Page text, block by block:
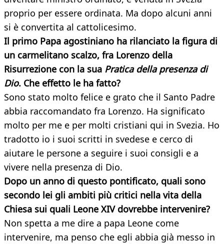
proprio per essere ordinata. Ma dopo alcuni anni
si è convertita al cattolicesimo.
Il primo Papa agostiniano ha rilanciato la figura di
un carmelitano scalzo, fra Lorenzo della
Risurrezione con la sua Pratica della presenza di
Dio. Che effetto le ha fatto?
Sono stato molto felice e grato che il Santo Padre
abbia raccomandato fra Lorenzo. Ha significato
molto per me e per molti cristiani qui in Svezia. Ho
tradotto io i suoi scritti in svedese e cerco di
aiutare le persone a seguire i suoi consigli e a
vivere nella presenza di Dio.
Dopo un anno di questo pontificato, quali sono
secondo lei gli ambiti più critici nella vita della
Chiesa sui quali Leone XIV dovrebbe intervenire?
Non spetta a me dire a papa Leone come
intervenire, ma penso che egli abbia già messo in